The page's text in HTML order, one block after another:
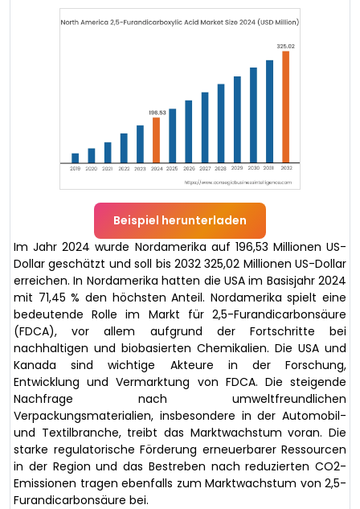
Beispiel herunterladen
Im Jahr 2024 wurde Nordamerika auf 196,53 Millionen US-
Dollar geschätzt und soll bis 2032 325,02 Millionen US-Dollar
erreichen. In Nordamerika hatten die USA im Basisjahr 2024
mit 71,45 % den höchsten Anteil. Nordamerika spielt eine
bedeutende Rolle im Markt für 2,5-Furandicarbonsäure
(FDCA), vor allem aufgrund der Fortschritte bei
nachhaltigen und biobasierten Chemikalien. Die USA und
Kanada sind wichtige Akteure in der Forschung,
Entwicklung und Vermarktung von FDCA. Die steigende
Nachfrage nach umweltfreundlichen
Verpackungsmaterialien, insbesondere in der Automobil-
und Textilbranche, treibt das Marktwachstum voran. Die
starke regulatorische Förderung erneuerbarer Ressourcen
in der Region und das Bestreben nach reduzierten CO2-
Emissionen tragen ebenfalls zum Marktwachstum von 2,5-
Furandicarbonsäure bei.